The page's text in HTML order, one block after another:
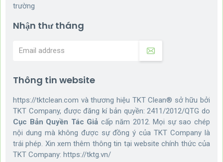
trường
Nhận thư tháng
Thông tin website
https://tktclean.com và thương hiệu TKT Clean® sở hữu bởi
TKT Company, được đăng kí bản quyền: 2411/2012/QTG do
Cục Bản Quyền Tác Giả cấp năm 2012. Mọi sự sao chép
nội dung mà không được sự đồng ý của TKT Company là
trái phép. Xin xem thêm thông tin tại website chính thức của
TKT Company: https://tktg.vn/